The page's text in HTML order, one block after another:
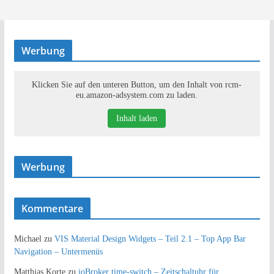
Werbung
Klicken Sie auf den unteren Button, um den Inhalt von rcm-
eu.amazon-adsystem.com zu laden.
Inhalt laden
Werbung
Kommentare
Michaelzu VIS Material Design Widgets – Teil 2.1 – Top App Bar
Navigation – Untermenüs
Matthias Kortezu ioBroker time-switch – Zeitschaltuhr für